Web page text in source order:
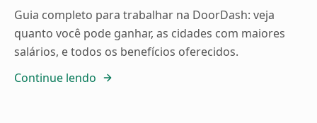
Guia completo para trabalhar na DoorDash: veja
quanto você pode ganhar, as cidades com maiores
salários, e todos os benefícios oferecidos.
Continue lendo